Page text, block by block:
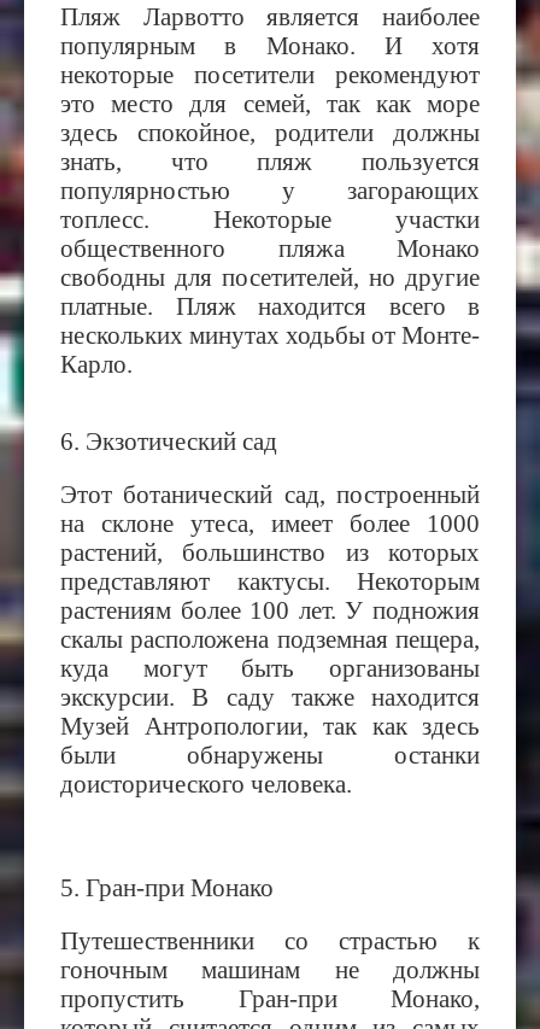
Пляж Ларвотто является наиболее
популярным в Монако. И хотя
некоторые посетители рекомендуют
это место для семей, так как море
здесь спокойное, родители должны
знать, что пляж пользуется
популярностью у загорающих
топлесс. Некоторые участки
общественного пляжа Монако
свободны для посетителей, но другие
платные. Пляж находится всего в
нескольких минутах ходьбы от Монте-
Карло.
6. Экзотический сад
Этот ботанический сад, построенный
на склоне утеса, имеет более 1000
растений, большинство из которых
представляют кактусы. Некоторым
растениям более 100 лет. У подножия
скалы расположена подземная пещера,
куда могут быть организованы
экскурсии. В саду также находится
Музей Антропологии, так как здесь
были обнаружены останки
доисторического человека.
5. Гран-при Монако
Путешественники со страстью к
гоночным машинам не должны
пропустить Гран-при Монако,